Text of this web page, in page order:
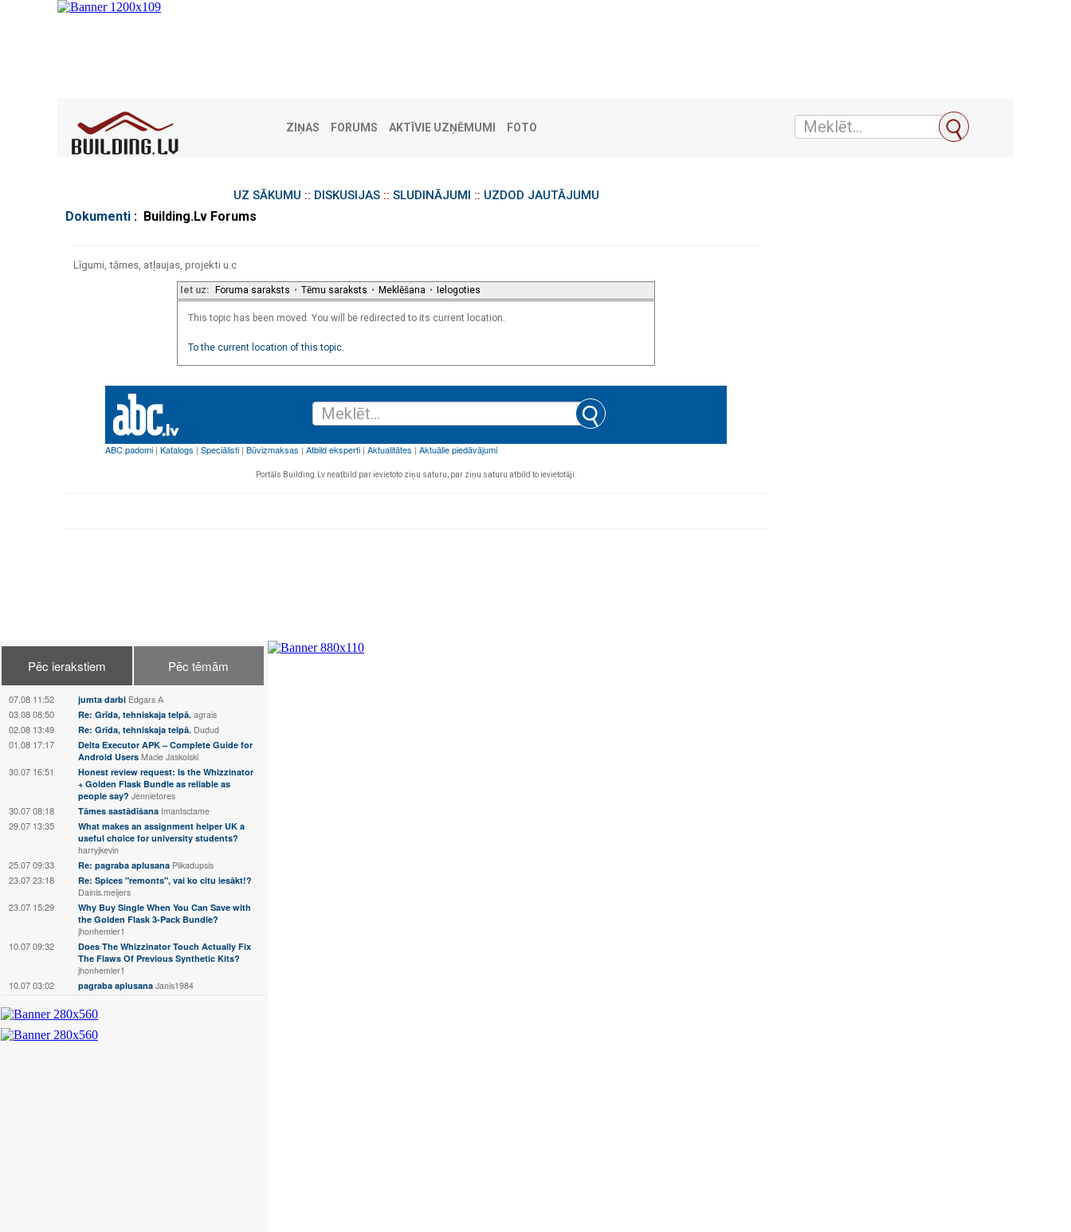
ZIŅAS FORUMS AKTĪVIE UZŅĒMUMI FOTO
UZ SĀKUMU :: DISKUSIJAS:: SLUDINĀJUMI :: UZDOD JAUTĀJUMU
Dokumenti : Building.Lv Forums
Līgumi, tāmes, atļaujas, projekti u.c
Iet uz: Foruma saraksts • Tēmu saraksts • Meklēšana • Ielogoties
This topic has been moved. You will be redirected to its current location.
To the current location of this topic.
Portāls Building.Lv neatbild par ievietoto ziņu saturu, par ziņu saturu atbild to ievietotāji.
Pēc ierakstiem Pēc tēmām
07.08 11:52 jumta darbi Edgars А
03.08 08:50 Re: Grīda, tehniskaja telpā. agrais
02.08 13:49 Re: Grīda, tehniskaja telpā. Dudud
01.08 17:17
Delta Executor APK – Complete Guide for
Android Users Macie Jaskolski
30.07 16:51
Honest review request: Is the Whizzinator
+ Golden Flask Bundle as reliable as
people say? Jennietores
30.07 08:18 Tāmes sastādīšana Imantsctame
29.07 13:35
What makes an assignment helper UK a
useful choice for university students?
harryjkevin
25.07 09:33 Re: pagraba aplusana Plikadupsis
23.07 23:18
Re: Spices "remonts", vai ko citu iesākt!?
Dainis.meijers
23.07 15:29
Why Buy Single When You Can Save with
the Golden Flask 3-Pack Bundle?
jhonhemler1
10.07 09:32
Does The Whizzinator Touch Actually Fix
The Flaws Of Previous Synthetic Kits?
jhonhemler1
10.07 03:02 pagraba aplusana Janis1984